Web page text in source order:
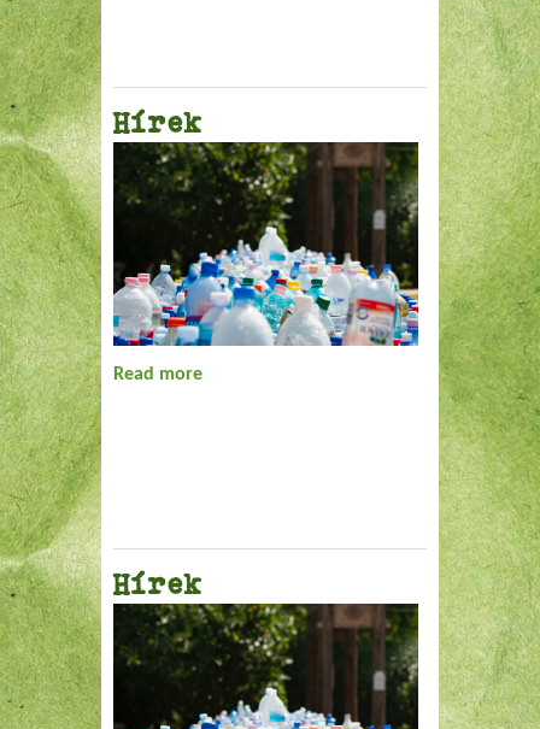
Hírek
Read more
Hírek